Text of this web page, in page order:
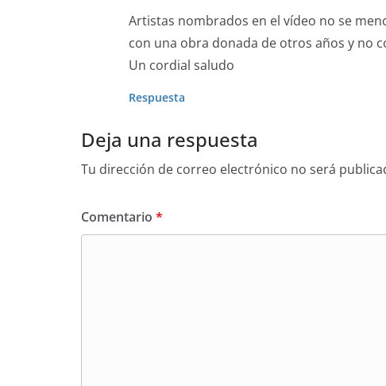
Artistas nombrados en el vídeo no se
con una obra donada de otros años y no
Un cordial saludo
Respuesta
Deja una respuesta
Tu dirección de correo electrónico no será
Comentario *